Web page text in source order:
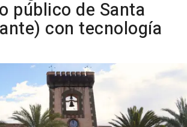
público de Santa
con tecnología